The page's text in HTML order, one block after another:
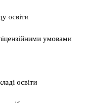
освіти
умовами
освіти